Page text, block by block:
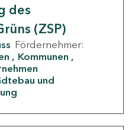
des
(ZSP)
Fördernehmer:
Kommunen
und